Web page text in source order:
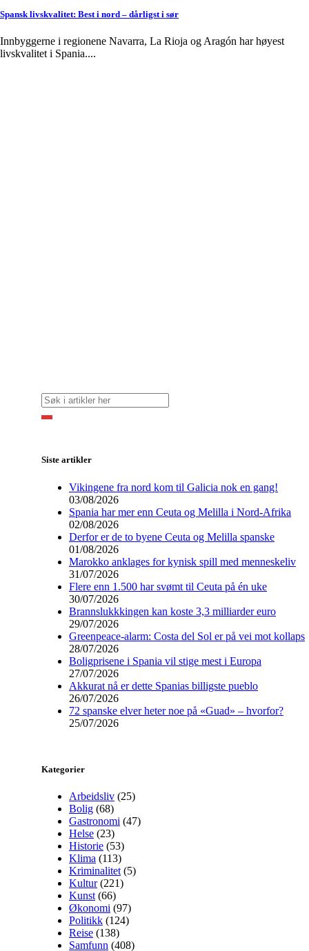
Spansk livskvalitet: Best i nord – dårligst i sør
Innbyggerne i regionene Navarra, La Rioja og Aragón har høyest
livskvalitet i Spania....
Siste artikler
Vikingene fra nord kom til Galicia nok en gang!
03/08/2026
Spania har mer enn Ceuta og Melilla i Nord-Afrika
02/08/2026
Derfor er de to byene Ceuta og Melilla spanske
01/08/2026
Marokko anklages for kynisk spill med menneskeliv
31/07/2026
Flere enn 1.500 har svømt til Ceuta på én uke
30/07/2026
Brannslukkkingen kan koste 3,3 milliarder euro
29/07/2026
Greenpeace-alarm: Costa del Sol er på vei mot kollaps
28/07/2026
Boligprisene i Spania vil stige mest i Europa
27/07/2026
Akkurat nå er dette Spanias billigste pueblo
26/07/2026
72 spanske elver heter noe på «Guad» – hvorfor?
25/07/2026
Kategorier
Arbeidsliv (25)
Bolig (68)
Gastronomi (47)
Helse (23)
Historie (53)
Klima (113)
Kriminalitet (5)
Kultur(221)
Kunst (66)
Økonomi (97)
Politikk (124)
Reise (138)
Samfunn (408)